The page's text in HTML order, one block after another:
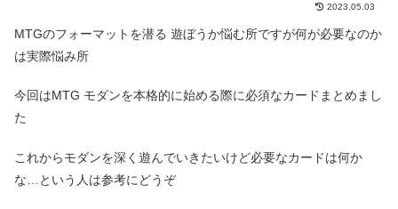
2023.05.03
MTGのフォーマットを潜る 遊ぼうか悩む所ですが何が必要なのか
は実際悩み所
今回はMTG モダンを本格的に始める際に必須なカードまとめまし
た
これからモダンを深く遊んでいきたいけど必要なカードは何か
な…という人は参考にどうぞ